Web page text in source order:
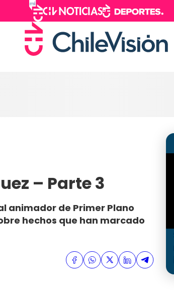
– Parte 3
animador de Primer Plano
hechos que han marcado